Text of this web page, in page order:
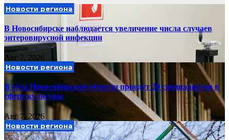
Новости региона
В Новосибирске наблюдается увеличение числа случаев
энтеровирусной инфекции
Авг 7, 2026
Новости региона
В сёла Новосибирской области приедут 20 специалистов в
сфере культуры
Авг 7, 2026
Новости региона